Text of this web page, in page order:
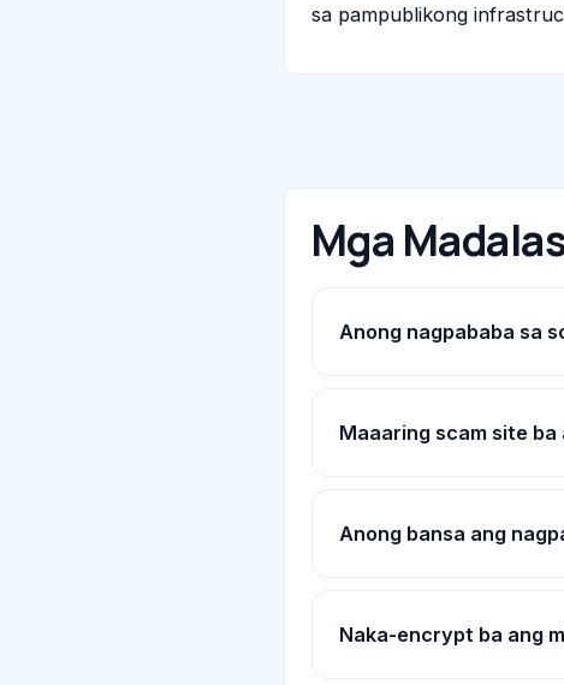
sa pampublikong
Mga
Anong nagpababa sa
Maaaring scam site ba
Anong bansa ang
Naka-encrypt ba ang